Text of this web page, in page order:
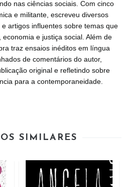
nas ciências sociais. Com cinco
e militante, escreveu diversos
artigos influentes sobre temas que
e justiça social. Além de
traz ensaios inéditos em língua
de comentários do autor,
original e refletindo sobre
para a contemporaneidade.
SIMILARES